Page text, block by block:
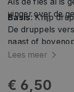
vinger over de
Basis: Knijp
De druppels
naast of
deze de eerste
Lees meer
€ 6,50